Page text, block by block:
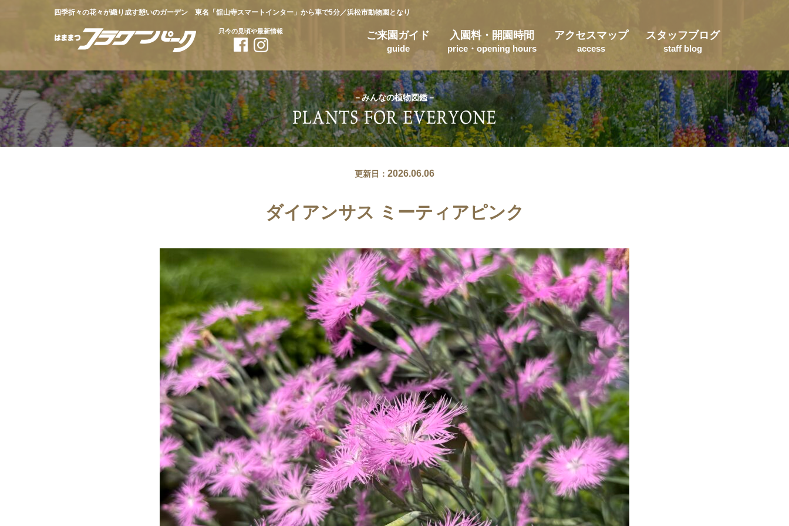
四季折々の花々が織り成す憩いのガーデン 東名「舘山寺スマートインター」から車で5分／浜松市動物園となり
ご来園ガイド
guide
入園料・開園時間
price・opening hours
アクセスマップ
access
スタッフブログ
staff blog
只今の見頃や最新情報
－みんなの植物図鑑－
更新日： 2026.06.06
ダイアンサス ミーティアピンク